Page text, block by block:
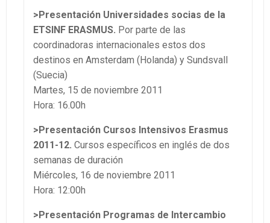
>Presentación Universidades socias de la
ETSINF ERASMUS. Por parte de las
coordinadoras internacionales estos dos
destinos en Amsterdam (Holanda) y Sundsvall
(Suecia)
Martes, 15 de noviembre 2011
Hora: 16.00h
>Presentación Cursos Intensivos Erasmus
2011-12. Cursos específicos en inglés de dos
semanas de duración
Miércoles, 16 de noviembre 2011
Hora: 12:00h
>Presentación Programas de Intercambio